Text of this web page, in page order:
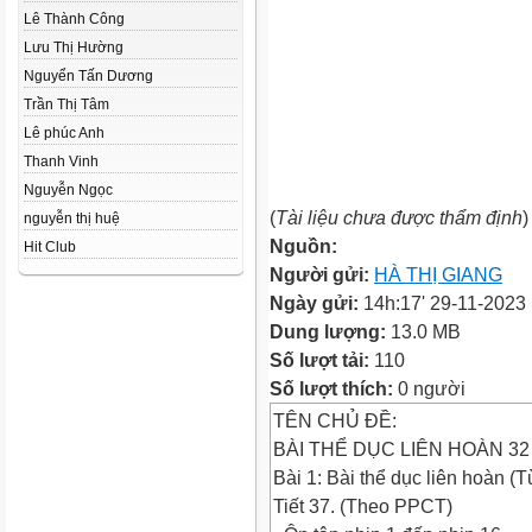
Lê Thành Công
Lưu Thị Hường
Nguyển Tấn Dương
Trần Thị Tâm
Lê phúc Anh
Thanh Vinh
Nguyễn Ngọc
nguyễn thị huệ
Hit Club
(Tài liệu chưa được thẩm định)
Nguồn:
Người gửi: HÀ THỊ GIANG
Ngày gửi: 14h:17' 29-11-2023
Dung lượng: 13.0 MB
Số lượt tải: 110
Số lượt thích: 0 người
TÊN CHỦ ĐỀ:
BÀI THỂ DỤC LIÊN HOÀN
Bài 1: Bài thể dục liên hoàn
Tiết 37. (Theo PPCT)